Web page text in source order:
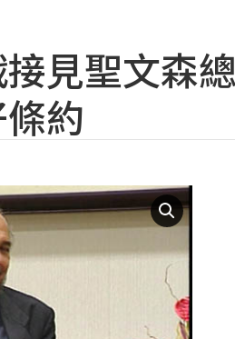
見聖文森
約